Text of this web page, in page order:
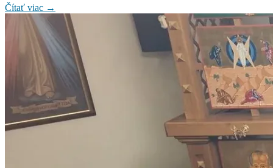
Čítať viac →